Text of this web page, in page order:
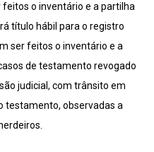
o inventário e a partilha
título hábil para o registro
ser feitos o inventário e a
de testamento revogado
judicial, com trânsito em
testamento, observadas a